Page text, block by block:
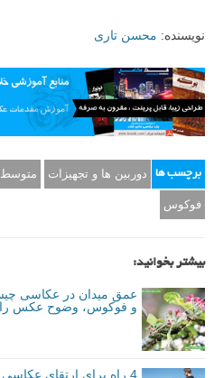
نویسنده: محسن تاری
برچسب ها دوربین ها و تجهیزات متوسط
فوکوس
بیشتر بخوانید:
عمق میدان در عکاسی
و فوکوس، وضوح عکس را
4 راه برای ارتقای عکاسی شما توسط نمای زنده یا Live View